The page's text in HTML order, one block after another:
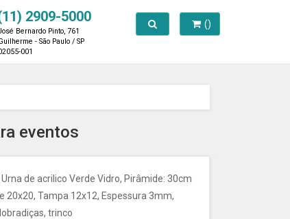
2909-5000
Bernardo Pinto, 761
- São Paulo / SP
001
()
Toggle search
eventos
de acrilico Verde Vidro, Pirâmide: 30cm
20x20, Tampa 12x12, Espessura 3mm,
trinco